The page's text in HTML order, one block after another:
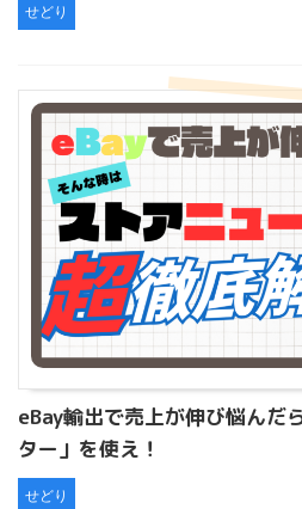
せどり
eBay輸出で売上が伸び悩んだ
ター」を使え！
せどり